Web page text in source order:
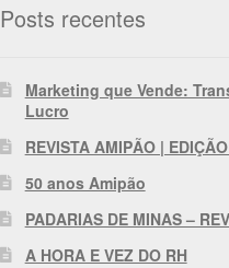
Posts recentes
Marketing que Vende:
Lucro
REVISTA AMIPÃO |
50 anos Amipão
PADARIAS DE MINAS –
A HORA E VEZ DO RH